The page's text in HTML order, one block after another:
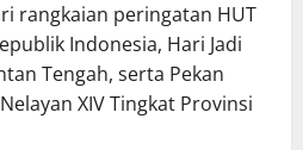
rangkaian peringatan HUT
Indonesia, Hari Jadi
Tengah, serta Pekan
XIV Tingkat Provinsi